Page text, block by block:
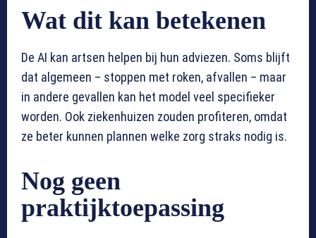
Wat dit kan betekenen
De AI kan artsen helpen bij hun adviezen. Soms blijft
dat algemeen – stoppen met roken, afvallen – maar
in andere gevallen kan het model veel specifieker
worden. Ook ziekenhuizen zouden profiteren, omdat
ze beter kunnen plannen welke zorg straks nodig is.
Nog geen
praktijktoepassing